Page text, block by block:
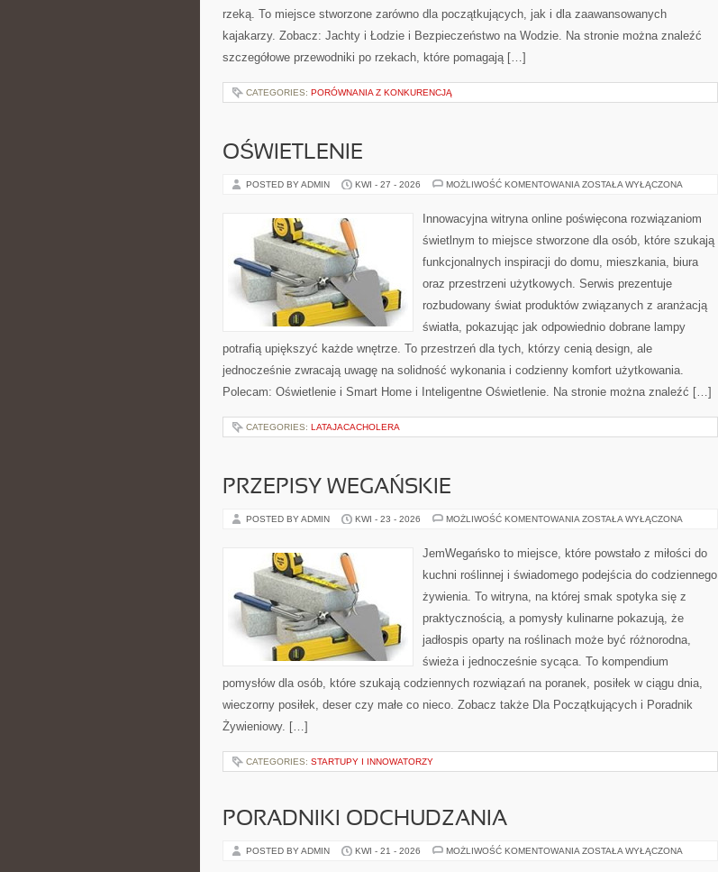
rzeką. To miejsce stworzone zarówno dla początkujących, jak i dla zaawansowanych
kajakarzy. Zobacz: Jachty i Łodzie i Bezpieczeństwo na Wodzie. Na stronie można znaleźć
szczegółowe przewodniki po rzekach, które pomagają […]
CATEGORIES: PORÓWNANIA Z KONKURENCJĄ
OŚWIETLENIE
POSTED BY ADMIN KWI - 27 - 2026 MOŻLIWOŚĆ KOMENTOWANIA OŚWIETLENIE
ZOSTAŁA WYŁĄCZONA
Innowacyjna witryna online poświęcona rozwiązaniom
świetlnym to miejsce stworzone dla osób, które szukają
funkcjonalnych inspiracji do domu, mieszkania, biura
oraz przestrzeni użytkowych. Serwis prezentuje
rozbudowany świat produktów związanych z aranżacją
światła, pokazując jak odpowiednio dobrane lampy
potrafią upiększyć każde wnętrze. To przestrzeń dla tych, którzy cenią design, ale
jednocześnie zwracają uwagę na solidność wykonania i codzienny komfort użytkowania.
Polecam: Oświetlenie i Smart Home i Inteligentne Oświetlenie. Na stronie można znaleźć […]
CATEGORIES: LATAJACACHOLERA
PRZEPISY WEGAŃSKIE
POSTED BY ADMIN KWI - 23 - 2026 MOŻLIWOŚĆ KOMENTOWANIA PRZEPISY
ZOSTAŁA WYŁĄCZONA
JemWegańsko to miejsce, które powstało z miłości do
kuchni roślinnej i świadomego podejścia do codziennego
żywienia. To witryna, na której smak spotyka się z
praktycznością, a pomysły kulinarne pokazują, że
jadłospis oparty na roślinach może być różnorodna,
świeża i jednocześnie sycąca. To kompendium
pomysłów dla osób, które szukają codziennych rozwiązań na poranek, posiłek w ciągu dnia,
wieczorny posiłek, deser czy małe co nieco. Zobacz także Dla Początkujących i Poradnik
Żywieniowy. […]
CATEGORIES: STARTUPY I INNOWATORZY
PORADNIKI ODCHUDZANIA
POSTED BY ADMIN KWI - 21 - 2026 MOŻLIWOŚĆ KOMENTOWANIA PORADNIKI
ZOSTAŁA WYŁĄCZONA